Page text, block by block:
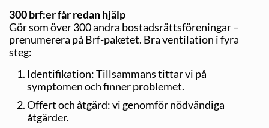
300 brf:er får redan hjälp
Gör som över 300 andra bostadsrättsföreningar –
prenumerera på Brf-paketet. Bra ventilation i fyra
steg:
Identifikation: Tillsammans tittar vi på
symptomen och finner problemet.
Offert och åtgärd: vi genomför nödvändiga
åtgärder.